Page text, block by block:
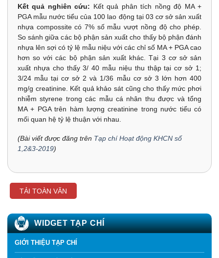
Kết quả nghiên cứu: Kết quả phân tích nồng độ MA +
PGA mẫu nước tiểu của 100 lao động tại 03 cơ sở sản xuất
nhựa compossite có 7% số mẫu vượt nồng độ cho phép.
So sánh giữa các bộ phận sản xuất cho thấy bộ phận đánh
nhựa lên sợi có tỷ lệ mẫu niệu với các chỉ số MA + PGA cao
hơn so với các bộ phận sản xuất khác. Tại 3 cơ sở sản
xuất nhựa cho thấy 3/ 40 mẫu niệu thu thập tại cơ sở 1;
3/24 mẫu tại cơ sở 2 và 1/36 mẫu cơ sở 3 lớn hơn 400
mg/g creatinine. Kết quả khảo sát cũng cho thấy mức phơi
nhiễm styrene trong các mẫu cá nhân thu được và tổng
MA + PGA trên hàm lượng creatinine trong nước tiểu có
mối quan hệ tỷ lệ thuận với nhau.
(Bài viết được đăng trên Tạp chí Hoạt động KHCN số
1,2&3-2019)
TẢI TOÀN VĂN
WIDGET TẠP CHÍ
GIỚI THIỆU TẠP CHÍ